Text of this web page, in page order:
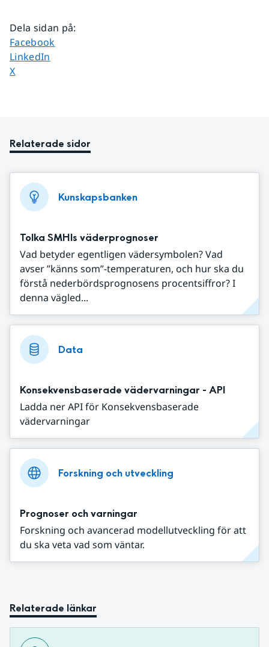
Dela sidan på:
Dela sidan på
Facebook
Dela sidan på
LinkedIn
Dela sidan på
X
Relaterade sidor
Kunskapsbanken
Tolka SMHIs väderprognoser
Vad betyder egentligen vädersymbolen? Vad
avser ”känns som”-temperaturen, och hur ska du
förstå nederbördsprognosens procentsiffror? I
denna vägled...
Data
Konsekvensbaserade vädervarningar - API
Ladda ner API för Konsekvensbaserade
vädervarningar
Forskning och utveckling
Prognoser och varningar
Forskning och avancerad modellutveckling för att
du ska veta vad som väntar.
Relaterade länkar